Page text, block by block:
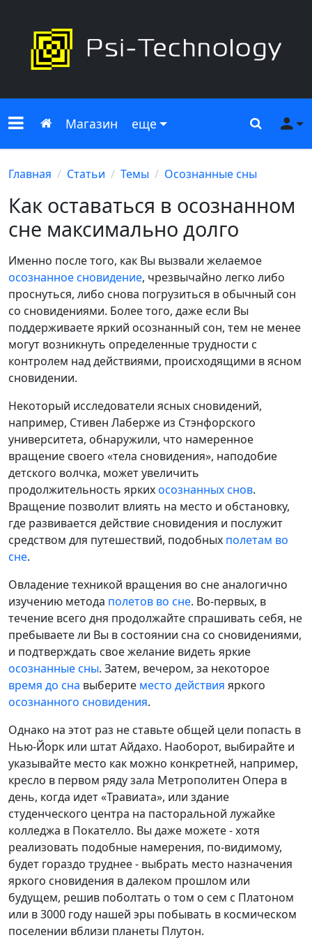
Меню сайта
Главная
Магазин еще Поиск
Главная Статьи Темы Осознанные сны
Как оставаться в осознанном
сне максимально долго
Именно после того, как Вы вызвали желаемое
осознанное сновидение, чрезвычайно легко либо
проснуться, либо снова погрузиться в обычный сон
со сновидениями. Более того, даже если Вы
поддерживаете яркий осознанный сон, тем не менее
могут возникнуть определенные трудности с
контролем над действиями, происходящими в ясном
сновидении.
Некоторый исследователи ясных сновидений,
например, Стивен Лаберже из Стэнфорского
университета, обнаружили, что намеренное
вращение своего «тела сновидения», наподобие
детского волчка, может увеличить
продолжительность яркихосознанных снов.
Вращение позволит влиять на место и обстановку,
где развивается действие сновидения и послужит
средством для путешествий, подобных полетам во
сне.
Овладение техникой вращения во сне аналогично
изучению метода полетов во сне. Во-первых, в
течение всего дня продолжайте спрашивать себя, не
пребываете ли Вы в состоянии сна со сновидениями,
и подтверждать свое желание видеть яркие
осознанные сны. Затем, вечером, за некоторое
время до сна выберите место действия яркого
осознанного сновидения.
Однако на этот раз не ставьте общей цели попасть в
Нью-Йорк или штат Айдахо. Наоборот, выбирайте и
указывайте место как можно конкретней, например,
кресло в первом ряду зала Метрополитен Опера в
день, когда идет «Травиата», или здание
студенческого центра на пасторальной лужайке
колледжа в Покателло. Вы даже можете - хотя
реализовать подобные намерения, по-видимому,
будет гораздо труднее - выбрать место назначения
яркого сновидения в далеком прошлом или
будущем, решив поболтать о том о сем с Платоном
или в 3000 году нашей эры побывать в космическом
поселении вблизи планеты Плутон.